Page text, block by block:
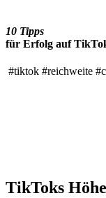
10 Tipps
für Erfolg auf
#tiktok #reichweite
TikToks